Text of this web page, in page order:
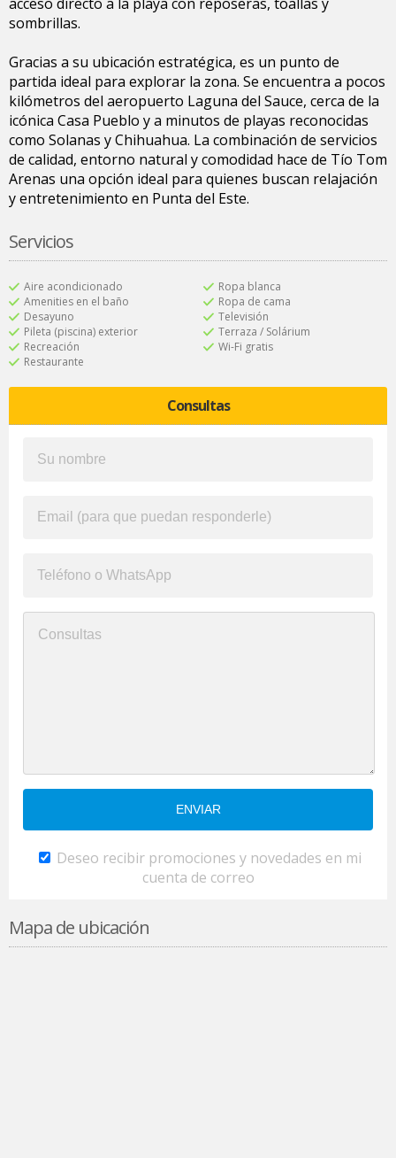
sombrillas.
Gracias a su ubicación estratégica, es un punto de
partida ideal para explorar la zona. Se encuentra a pocos
kilómetros del aeropuerto Laguna del Sauce, cerca de la
icónica Casa Pueblo y a minutos de playas reconocidas
como Solanas y Chihuahua. La combinación de servicios
de calidad, entorno natural y comodidad hace de Tío Tom
Arenas una opción ideal para quienes buscan relajación
y entretenimiento en Punta del Este.
Servicios
Aire acondicionado
Amenities en el baño
Desayuno
Pileta (piscina) exterior
Recreación
Restaurante
Ropa blanca
Ropa de cama
Televisión
Terraza / Solárium
Wi-Fi gratis
Consultas
Deseo recibir promociones y novedades en mi
cuenta de correo
Mapa de ubicación